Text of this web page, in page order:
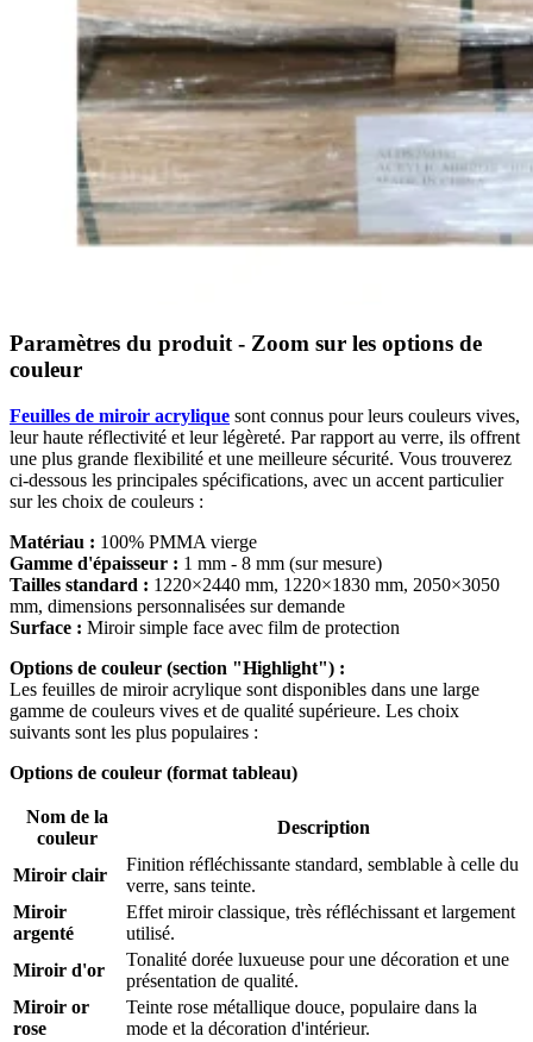
Paramètres du produit - Zoom sur les options de
couleur
Feuilles de miroir acrylique sont connus pour leurs couleurs vives,
leur haute réflectivité et leur légèreté. Par rapport au verre, ils offrent
une plus grande flexibilité et une meilleure sécurité. Vous trouverez
ci-dessous les principales spécifications, avec un accent particulier
sur les choix de couleurs :
Matériau : 100% PMMA vierge
Gamme d'épaisseur : 1 mm - 8 mm (sur mesure)
Tailles standard : 1220×2440 mm, 1220×1830 mm, 2050×3050
mm, dimensions personnalisées sur demande
Surface : Miroir simple face avec film de protection
Options de couleur (section "Highlight") :
Les feuilles de miroir acrylique sont disponibles dans une large
gamme de couleurs vives et de qualité supérieure. Les choix
suivants sont les plus populaires :
Options de couleur (format tableau)
Nom de la
couleur
Description
Miroir clair
Finition réfléchissante standard, semblable à celle du
verre, sans teinte.
Miroir
argenté
Effet miroir classique, très réfléchissant et largement
utilisé.
Miroir d'or
Tonalité dorée luxueuse pour une décoration et une
présentation de qualité.
Miroir or
rose
Teinte rose métallique douce, populaire dans la
mode et la décoration d'intérieur.